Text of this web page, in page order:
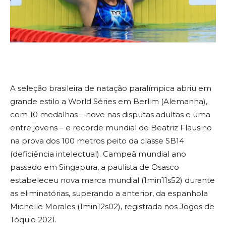
A seleção brasileira de natação paralímpica abriu em
grande estilo a World Séries em Berlim (Alemanha),
com 10 medalhas – nove nas disputas adultas e uma
entre jovens – e recorde mundial de Beatriz Flausino
na prova dos 100 metros peito da classe SB14
(deficiência intelectual). Campeã mundial ano
passado em Singapura, a paulista de Osasco
estabeleceu nova marca mundial (1min11s52) durante
as eliminatórias, superando a anterior, da espanhola
Michelle Morales (1min12s02), registrada nos Jogos de
Tóquio 2021.